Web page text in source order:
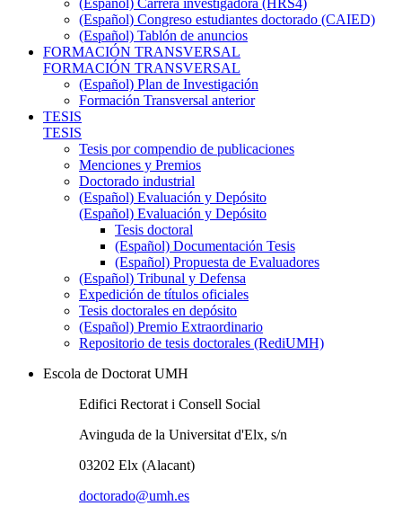
(Español) Congreso estudiantes doctorado (CAIED)
(Español) Tablón de anuncios
FORMACIÓN TRANSVERSAL
FORMACIÓN TRANSVERSAL
(Español) Plan de Investigación
Formación Transversal anterior
TESIS
TESIS
Tesis por compendio de publicaciones
Menciones y Premios
Doctorado industrial
(Español) Evaluación y Depósito
(Español) Evaluación y Depósito
Tesis doctoral
(Español) Documentación Tesis
(Español) Propuesta de Evaluadores
(Español) Tribunal y Defensa
Expedición de títulos oficiales
Tesis doctorales en depósito
(Español) Premio Extraordinario
Repositorio de tesis doctorales (RediUMH)
Escola de Doctorat UMH
Edifici Rectorat i Consell Social
Avinguda de la Universitat d'Elx, s/n
03202 Elx (Alacant)
doctorado@umh.es